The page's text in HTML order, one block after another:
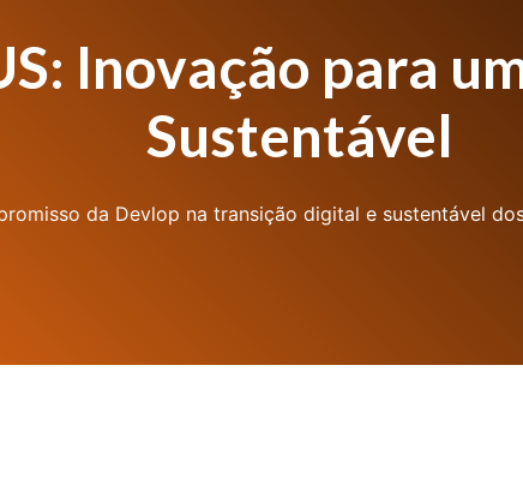
Inovação para
Sustentável
da Devlop na transição digital e sustentável